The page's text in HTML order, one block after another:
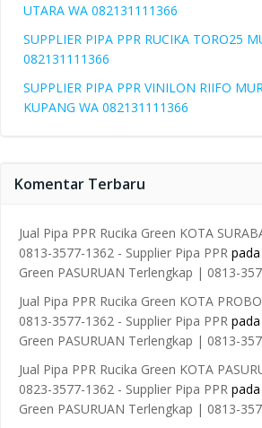
UTARA WA 082131111366
SUPPLIER PIPA PPR RUCIKA TORO25
082131111366
SUPPLIER PIPA PPR VINILON RIIFO
KUPANG WA 082131111366
Komentar Terbaru
Jual Pipa PPR Rucika Green KOTA
0813-3577-1362 - Supplier Pipa PPR pada
Green PASURUAN Terlengkap | 0813-
Jual Pipa PPR Rucika Green KOTA
0813-3577-1362 - Supplier Pipa PPR pada
Green PASURUAN Terlengkap | 0813-
Jual Pipa PPR Rucika Green KOTA
0823-3577-1362 - Supplier Pipa PPR pada
Green PASURUAN Terlengkap | 0813-